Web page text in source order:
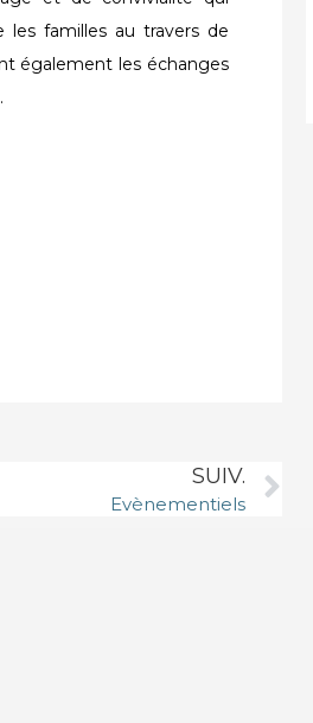
les familles au travers de
également les échanges
SUIV.
Evènementiels